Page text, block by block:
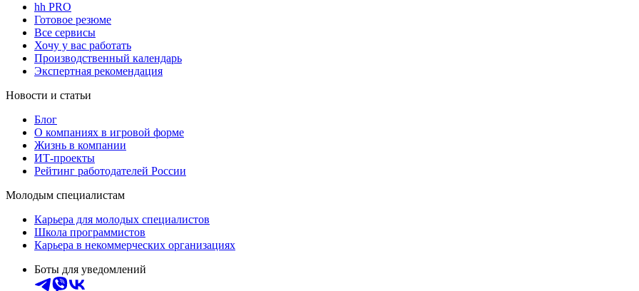
hh PRO
Готовое резюме
Все сервисы
Хочу у вас работать
Производственный календарь
Экспертная рекомендация
Новости и статьи
Блог
О компаниях в игровой форме
Жизнь в компании
ИТ-проекты
Рейтинг работодателей России
Молодым специалистам
Карьера для молодых специалистов
Школа программистов
Карьера в некоммерческих организациях
Боты для уведомлений